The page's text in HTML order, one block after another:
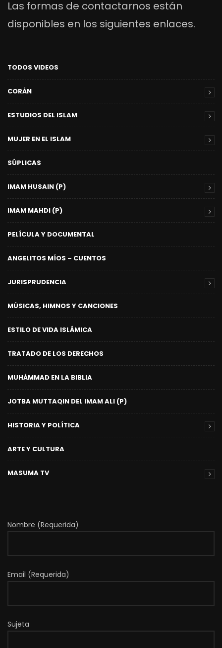
Las formas de contactarnos están
disponibles en los siguientes enlaces.
TODOS VIDEOS
CORÁN
ESTUDIOS DEL ISLAM
MUJER EN EL ISLAM
SÚPLICAS
IMAM HUSAIN (P)
IMAM MAHDI (P)
PELÍCULA Y DOCUMENTAL
ANGELITOS MÍOS – CUENTOS
JURISPRUDENCIA
MÚSICAS, HIMNOS Y CANCIONES
ESTILO DE VIDA ISLÁMICA
TRATADO DE LOS DERECHOS
MUHÁMMAD EN LA BIBLIA
JOTBA MUTTAQIN DEL IMAM ALI (P)
HISTORIA Y POLÍTICA
ARTE Y CULTURA
MASUMA TV
Nombre (Requerida)
Email (Requerida)
Sujeta